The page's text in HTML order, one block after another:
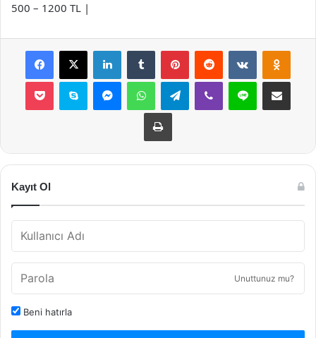
500 – 1200 TL |
Facebook
X LinkedInTumblr PinterestReddit VKontakte
Pocket Skype MessengerWhatsAppTelegramViber Line E-Posta ile
Yazdır
Kayıt Ol
Unuttunuz mu?
Beni hatırla